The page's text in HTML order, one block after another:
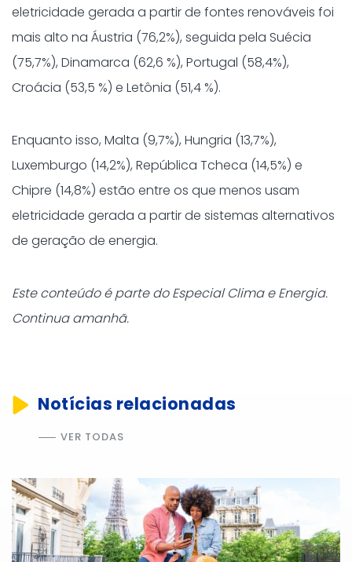
eletricidade gerada a partir de fontes renováveis foi
mais alto na Áustria (76,2%), seguida pela Suécia
(75,7%), Dinamarca (62,6 %), Portugal (58,4%),
Croácia (53,5 %) e Letônia (51,4 %).
Enquanto isso, Malta (9,7%), Hungria (13,7%),
Luxemburgo (14,2%), República Tcheca (14,5%) e
Chipre (14,8%) estão entre os que menos usam
eletricidade gerada a partir de sistemas alternativos
de geração de energia.
Este conteúdo é parte do Especial Clima e Energia.
Continua amanhã.
Notícias relacionadas
VER TODAS